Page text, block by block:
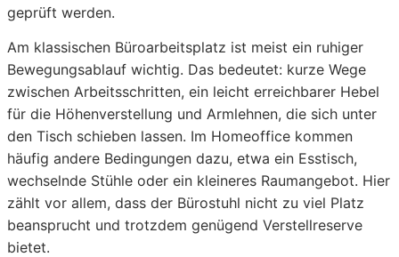
geprüft werden.
Am klassischen Büroarbeitsplatz ist meist ein ruhiger
Bewegungsablauf wichtig. Das bedeutet: kurze Wege
zwischen Arbeitsschritten, ein leicht erreichbarer Hebel
für die Höhenverstellung und Armlehnen, die sich unter
den Tisch schieben lassen. Im Homeoffice kommen
häufig andere Bedingungen dazu, etwa ein Esstisch,
wechselnde Stühle oder ein kleineres Raumangebot. Hier
zählt vor allem, dass der Bürostuhl nicht zu viel Platz
beansprucht und trotzdem genügend Verstellreserve
bietet.